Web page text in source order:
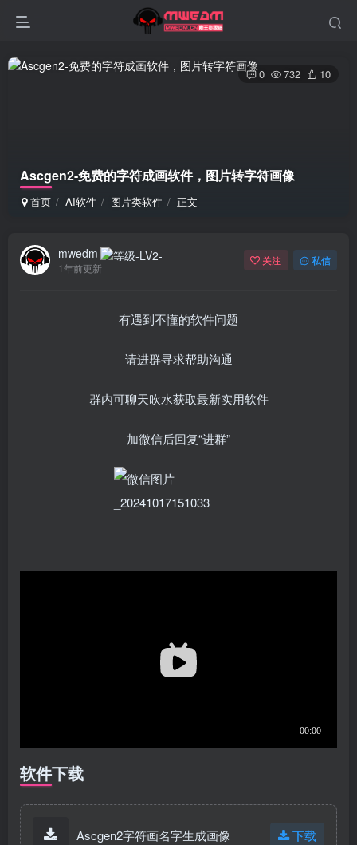
Ascgen2-免费的字符成画软件，图片转字符画像
首页 AI软件 图片类软件 正文
0 732 10
mwedm
1年前更新
关注 私信
有遇到不懂的软件问题
请进群寻求帮助沟通
群内可聊天吹水获取最新实用软件
加微信后回复“进群”
软件下载
Ascgen2字符画名字生成画像 下载